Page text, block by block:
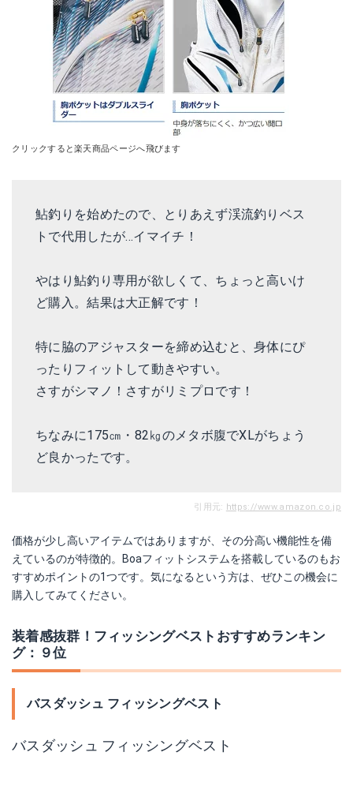
クリックすると楽天商品ページへ飛びます
鮎釣りを始めたので、とりあえず渓流釣りベス
トで代用したが…イマイチ！
やはり鮎釣り専用が欲しくて、ちょっと高いけ
ど購入。結果は大正解です！
特に脇のアジャスターを締め込むと、身体にぴ
ったりフィットして動きやすい。
さすがシマノ！さすがリミプロです！
ちなみに175㎝・82㎏のメタボ腹でXLがちょう
ど良かったです。
引用元: https://www.amazon.co.jp
価格が少し高いアイテムではありますが、その分高い機能性を備
えているのが特徴的。Boaフィットシステムを搭載しているのもお
すすめポイントの1つです。気になるという方は、ぜひこの機会に
購入してみてください。
装着感抜群！フィッシングベストおすすめランキン
グ：９位
バスダッシュ フィッシングベスト
バスダッシュ フィッシングベスト